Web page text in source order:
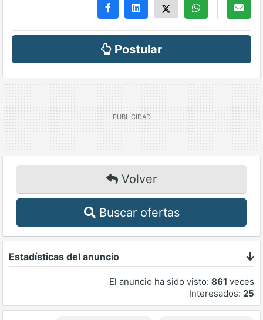
Postular
Volver
Buscar ofertas
Estadísticas del anuncio
El anuncio ha sido visto: 861 veces
Interesados: 25